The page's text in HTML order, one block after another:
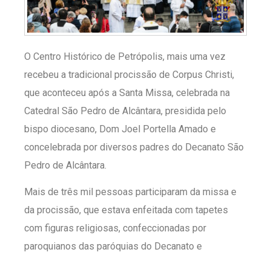
O Centro Histórico de Petrópolis, mais uma vez
recebeu a tradicional procissão de Corpus Christi,
que aconteceu após a Santa Missa, celebrada na
Catedral São Pedro de Alcântara, presidida pelo
bispo diocesano, Dom Joel Portella Amado e
concelebrada por diversos padres do Decanato São
Pedro de Alcântara.
Mais de três mil pessoas participaram da missa e
da procissão, que estava enfeitada com tapetes
com figuras religiosas, confeccionadas por
paroquianos das paróquias do Decanato e